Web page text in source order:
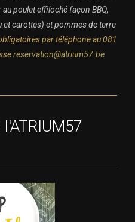
au poulet effiloché façon BBQ,
et carottes) et pommes de terre
par téléphone au 081
reservation@atrium57.be